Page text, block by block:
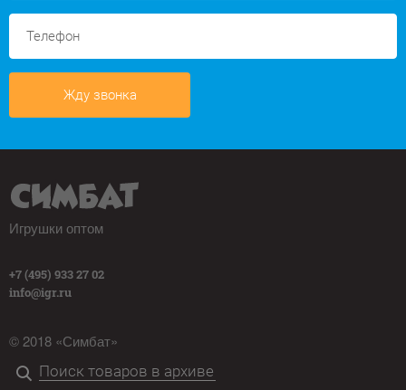
Жду звонка
Игрушки оптом
+7 (495) 933 27 02
info@igr.ru
© 2018 «Симбат»